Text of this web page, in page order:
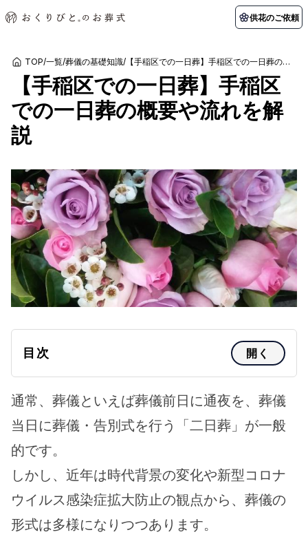
供花のご依頼
初めての方へ
初めての方へ 納棺の儀とは？
葬儀の流れ
アフターサポート
会社を知る
スタッフ一覧 採用情報
会社概要 店舗用地募集
関東エリア
東京都
千葉県 神奈川県
北海道エリア
札幌市 函館市
お客様の声
ご葬儀事例 お客様の声
よくある質問
葬儀の知識
葬儀の知識 供花のご依頼
TOP/一覧/葬儀の基礎知識/ 【手稲区での一日葬】手稲区での一日葬の概要や流れを解説
【手稲区での一日葬】手稲区
での一日葬の概要や流れを解
説
目次 開く
通常、葬儀といえば葬儀前日に通夜を、葬儀
当日に葬儀・告別式を行う「二日葬」が一般
的です。
しかし、近年は時代背景の変化や新型コロナ
ウイルス感染症拡大防止の観点から、葬儀の
形式は多様になりつつあります。